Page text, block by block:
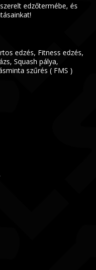
edzőtermébe, és
edzés, Fitness edzés,
,Squash pálya,
szűrés ( FMS )